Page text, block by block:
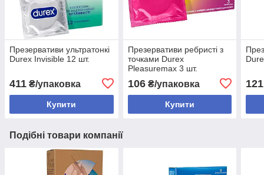
Презервативи ультратонкі
Durex Invisible 12 шт.
411 ₴/упаковка
Купити
Презервативи ребристі з
точками Durex
Pleasuremax 3 шт.
106₴/упаковка
Купити
121
Подібні товари компанії